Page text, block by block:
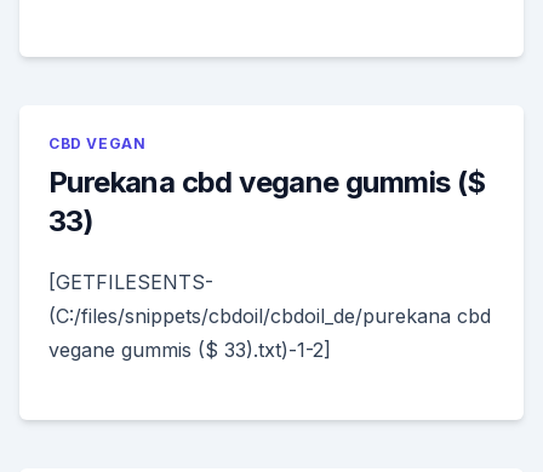
CBD VEGAN
Purekana cbd vegane gummis ($
33)
[GETFILESENTS-
(C:/files/snippets/cbdoil/cbdoil_de/purekana cbd
vegane gummis ($ 33).txt)-1-2]